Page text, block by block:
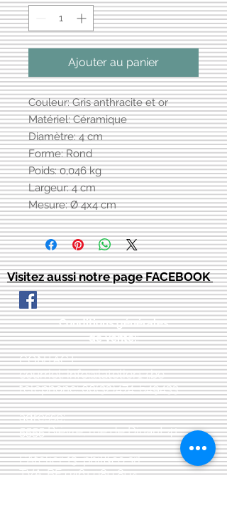
Ajouter au panier
Couleur: Gris anthracite et or
Matériel: Céramique
Diamètre: 4 cm
Forme: Rond
Poids: 0,046 kg
Largeur: 4 cm
Mesure: Ø 4x4 cm
Visitez aussi notre page FACEBOOK
Conditions générales
de vente::
CONTACT:
courriel:info@latelier13.be
téléphone:00(32)474-649433
adresse:
5555 Bièvre, rue de Dinant 41
L'Atelier 13, phil&co srl
TVA: BE0461 089 894